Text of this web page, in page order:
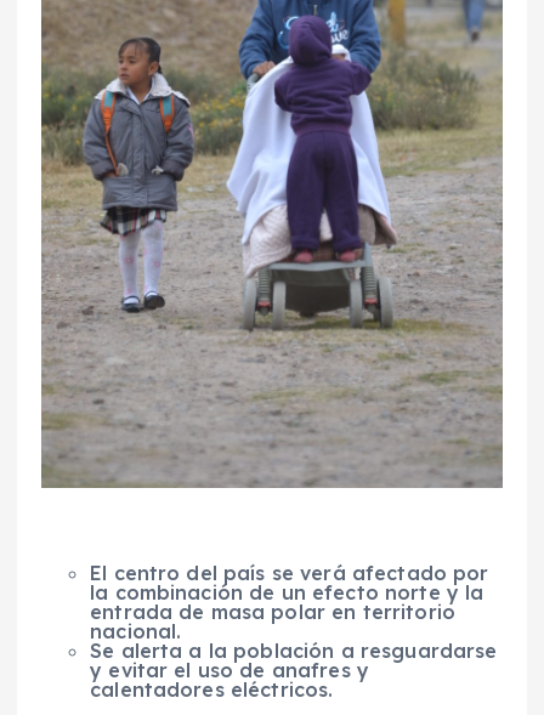
El centro del país se verá afectado por
la combinación de un efecto norte y la
entrada de masa polar en territorio
nacional.
Se alerta a la población a resguardarse
y evitar el uso de anafres y
calentadores eléctricos.